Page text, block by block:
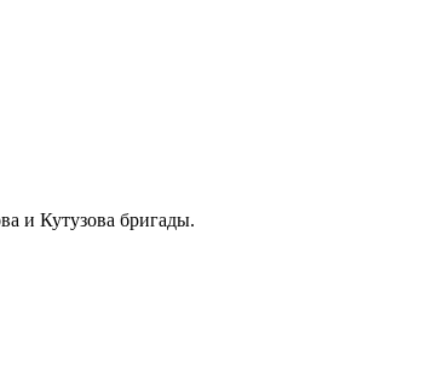
и Кутузова бригады.